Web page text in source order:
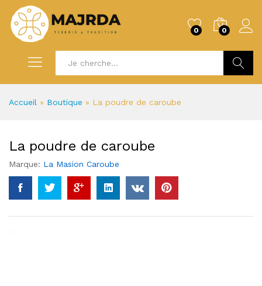
0 0
Accueil » Boutique » La poudre de caroube
La poudre de caroube
Marque: La Masion Caroube